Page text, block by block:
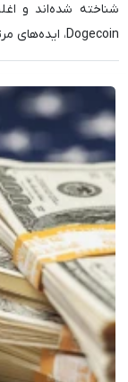
شناخته شده‌اند و
Dogecoin، ایده‌های مرتبط با دنیای کریپتوکارنسی را به تصویر می‌کشند.